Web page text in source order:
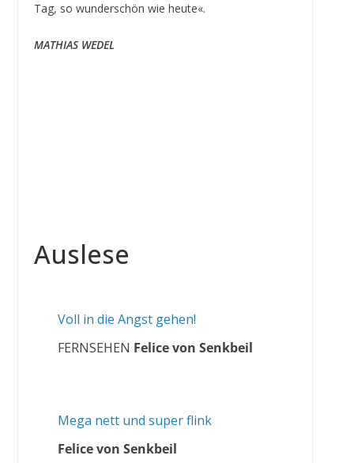
Tag, so wunderschön wie heute«.
MATHIAS WEDEL
Auslese
Voll in die Angst gehen!
FERNSEHEN Felice von Senkbeil
Mega nett und super flink
Felice von Senkbeil